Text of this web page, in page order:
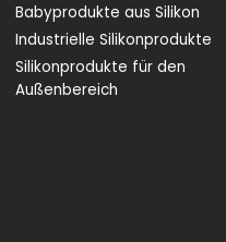
Babyprodukte aus Silikon
Industrielle Silikonprodukte
Silikonprodukte für den
Außenbereich